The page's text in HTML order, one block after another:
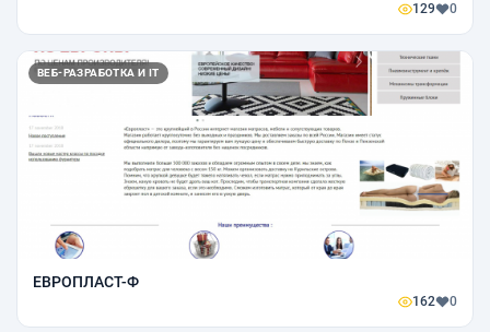
129 0
ВЕБ-РАЗРАБОТКА И IT
ЕВРОПЛАСТ-Ф
162 0